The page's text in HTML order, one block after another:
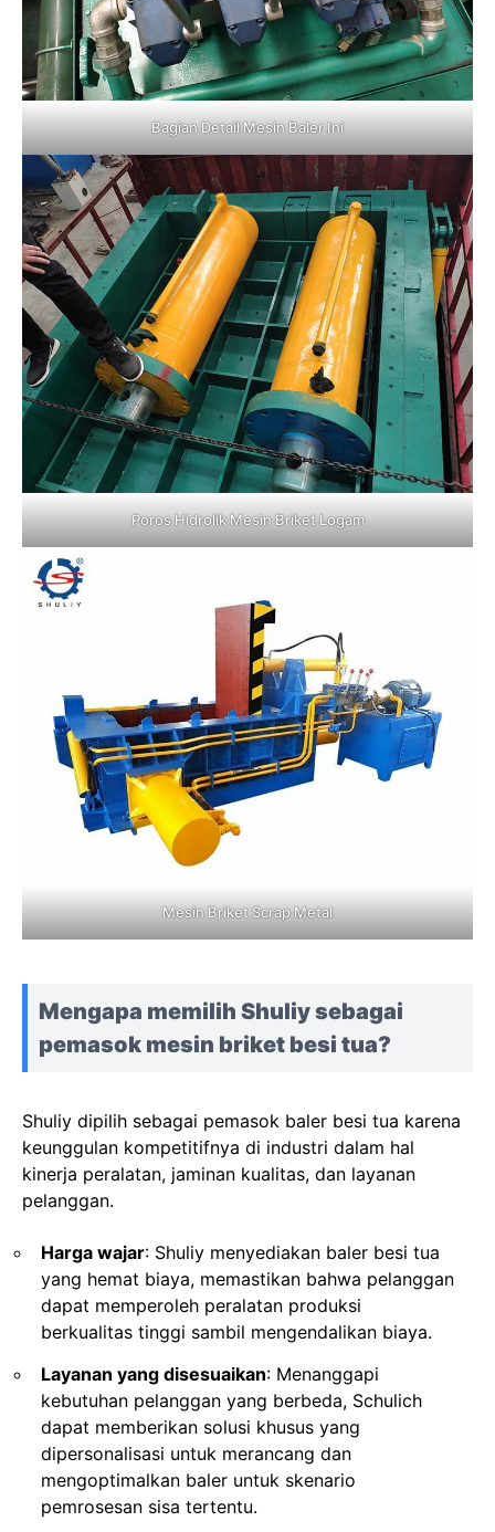
Bagian Detail Mesin Baler Ini
Poros Hidrolik Mesin Briket Logam
Mesin Briket Scrap Metal
Mengapa memilih Shuliy sebagai
pemasok mesin briket besi tua?
Shuliy dipilih sebagai pemasok baler besi tua karena
keunggulan kompetitifnya di industri dalam hal
kinerja peralatan, jaminan kualitas, dan layanan
pelanggan.
Harga wajar: Shuliy menyediakan baler besi tua
yang hemat biaya, memastikan bahwa pelanggan
dapat memperoleh peralatan produksi
berkualitas tinggi sambil mengendalikan biaya.
Layanan yang disesuaikan: Menanggapi
kebutuhan pelanggan yang berbeda, Schulich
dapat memberikan solusi khusus yang
dipersonalisasi untuk merancang dan
mengoptimalkan baler untuk skenario
pemrosesan sisa tertentu.